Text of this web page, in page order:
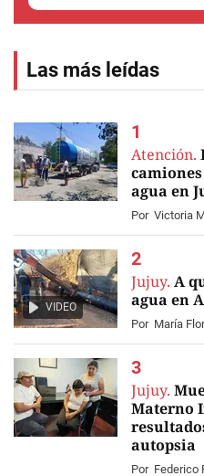
Las más leídas
Atención.
agua en
Por Victoria
VIDEO
Jujuy. A
agua en
Por María
Jujuy.
Materno
autopsia
Por Federico